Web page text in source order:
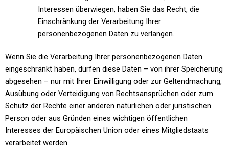
Interessen überwiegen, haben Sie das Recht, die
Einschränkung der Verarbeitung Ihrer
personenbezogenen Daten zu verlangen.
Wenn Sie die Verarbeitung Ihrer personenbezogenen Daten
eingeschränkt haben, dürfen diese Daten – von ihrer Speicherung
abgesehen – nur mit Ihrer Einwilligung oder zur Geltendmachung,
Ausübung oder Verteidigung von Rechtsansprüchen oder zum
Schutz der Rechte einer anderen natürlichen oder juristischen
Person oder aus Gründen eines wichtigen öffentlichen
Interesses der Europäischen Union oder eines Mitgliedstaats
verarbeitet werden.